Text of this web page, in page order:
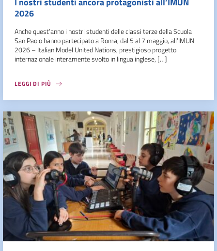
2026
Anche quest’anno i nostri studenti delle classi terze della Scuola
San Paolo hanno partecipato a Roma, dal 5 al 7 maggio, all’IMUN
2026 – Italian Model United Nations, prestigioso progetto
internazionale interamente svolto in lingua inglese, […]
LEGGI DI PIÙ